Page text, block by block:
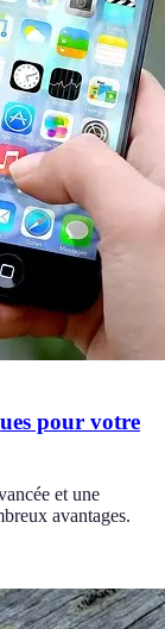
pour votre
et une
avantages.